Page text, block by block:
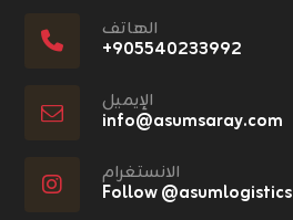
الهاتف
+٩٠٥٥٤٠٢٣٣٩٩٢
الإيميل
info@asumsaray.com
الانستغرام
Follow @asumlogistics